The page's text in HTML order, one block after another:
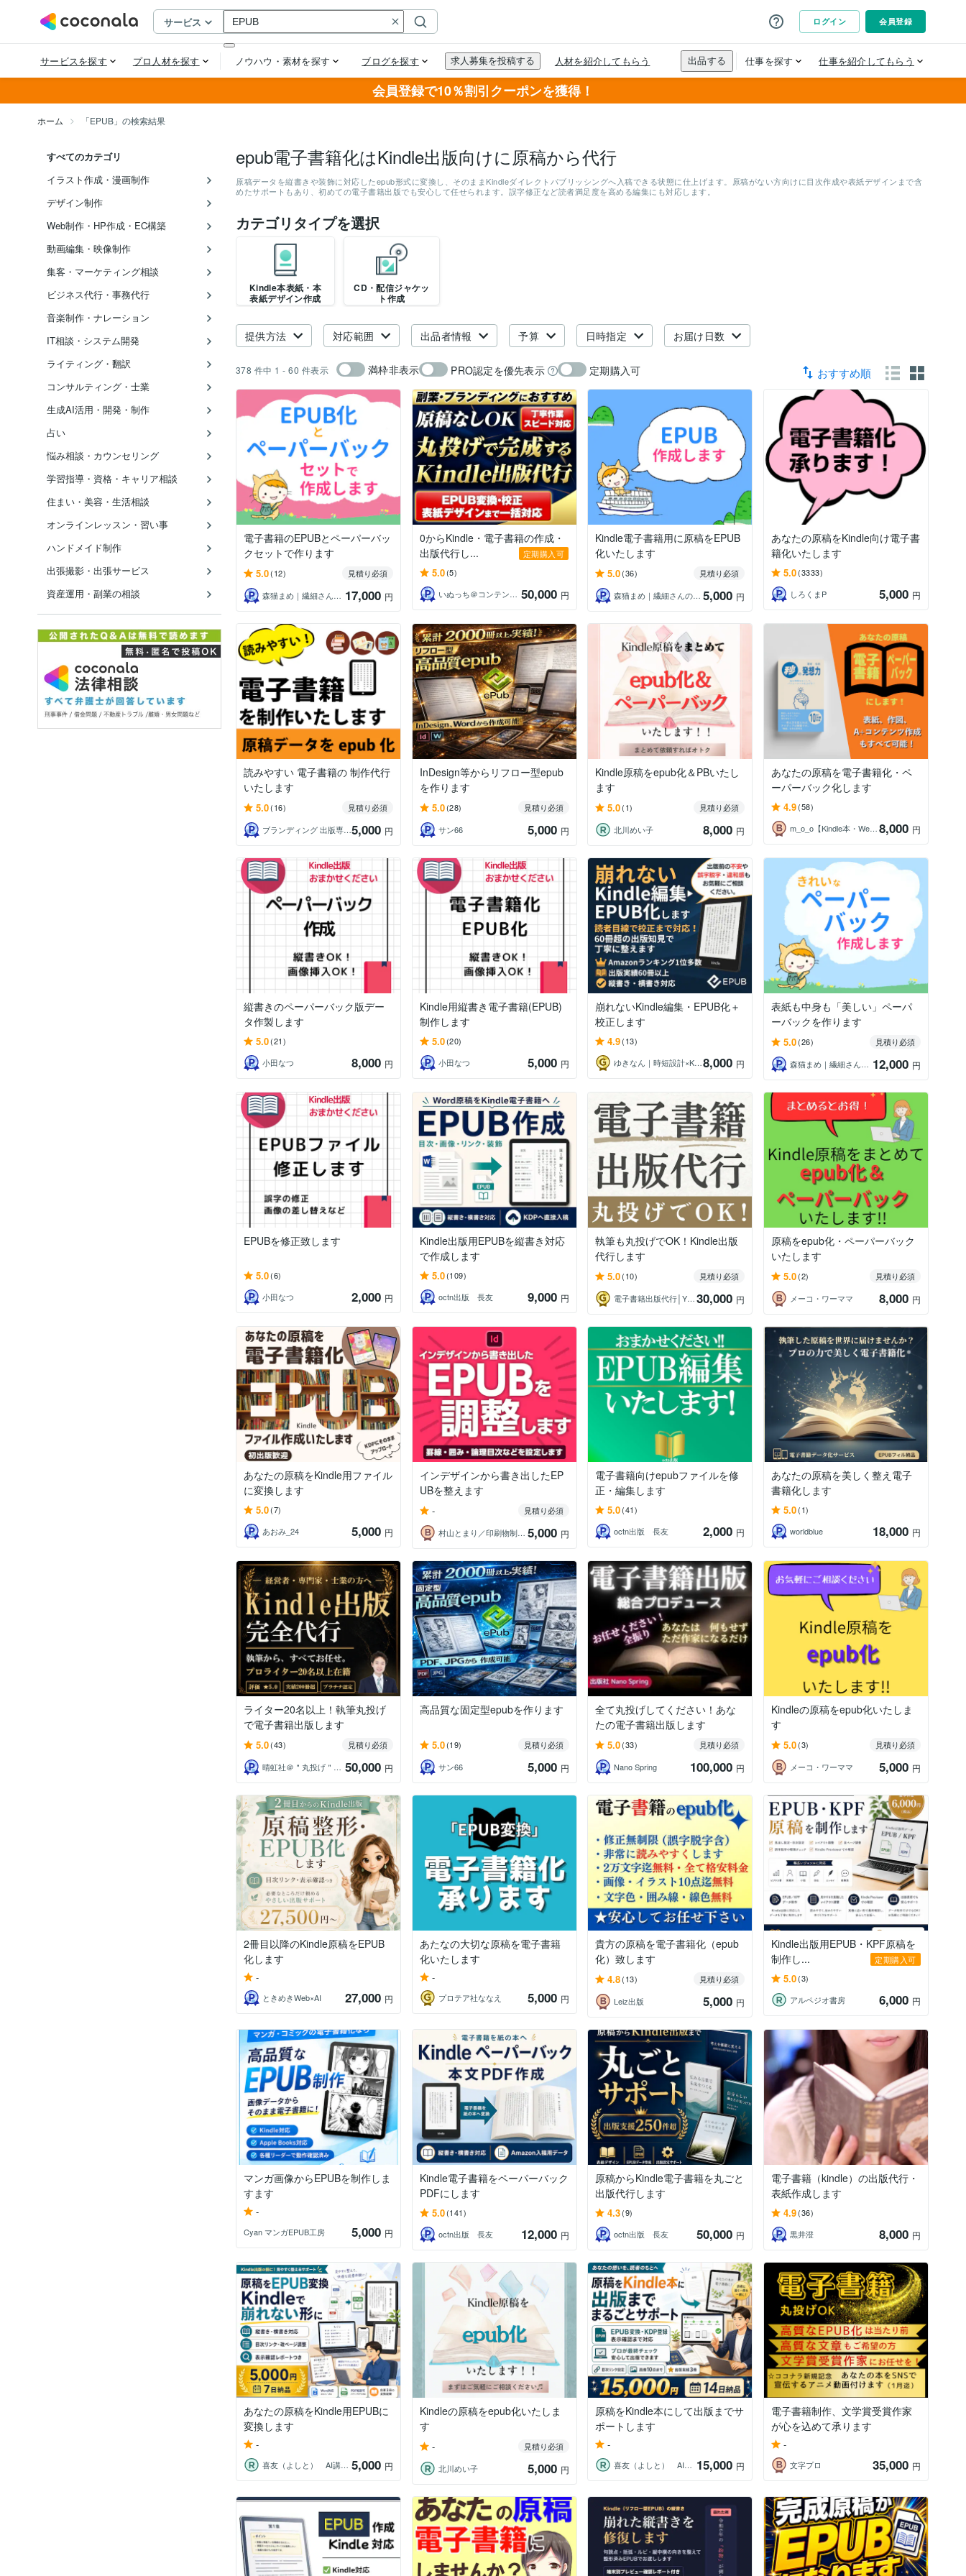
会員登録で10％割引クーポンを獲得！
ホーム 「EPUB」の検索結果
すべてのカテゴリ
イラスト作成・漫画制作
デザイン制作
Web制作・HP作成・EC構築
動画編集・映像制作
集客・マーケティング相談
ビジネス代行・事務代行
音楽制作・ナレーション
IT相談・システム開発
ライティング・翻訳
コンサルティング・士業
生成AI活用・開発・制作
占い
悩み相談・カウンセリング
学習指導・資格・キャリア相談
住まい・美容・生活相談
オンラインレッスン・習い事
ハンドメイド制作
出張撮影・出張サービス
資産運用・副業の相談
epub電子書籍化はKindle出版向けに原稿から代行
原稿データを縦書きや装飾に対応したepub形式に変換し、そのままKindleダイレクトパブリッシングへ入稿できる状態に仕上げます。原稿がない方向けに目次作成や表紙デザインまで含
めたサポートもあり、初めての電子書籍出版でも安心して任せられます。誤字修正など読者満足度を高める編集にも対応します。
カテゴリタイプを選択
Kindle本表紙・本
表紙デザイン作成
CD・配信ジャケッ
ト作成
提供方法 対応範囲 出品者情報 予算 日時指定 お届け日数
378 件中 1 - 60 件表示 満枠非表示 PRO認定を優先表示 定期購入可 おすすめ順
電子書籍のEPUBとペーパーバッ
クセットで作ります
5.0(12)
見積り必須
森猫まめ｜繊細さんの森猫出版
17,000 円
0からKindle・電子書籍の作成・
出版代行し...
定期購入可
5.0(5)
いぬっち＠コンテンツ×仕組み化副業のプロ
50,000 円
Kindle電子書籍用に原稿をEPUB
化いたします
5.0(36)
見積り必須
森猫まめ｜繊細さんの森猫出版 5,000 円
あなたの原稿をKindle向け電子書
籍化いたします
5.0(3333)
しろくまP
5,000 円
読みやすい 電子書籍の 制作代行
いたします
5.0(16)
見積り必須
ブランディング 出版専門家 街のウェブ屋 5,000 円
InDesign等からリフロー型epub
を作ります
5.0(28)
見積り必須
サン66
5,000 円
Kindle原稿をepub化＆PBいたし
ます
5.0(1)
見積り必須
北川めい子
8,000 円
あなたの原稿を電子書籍化・ペ
ーパーバック化します
4.9(58)
m_o_o【Kindle本・Web制作】 8,000 円
縦書きのペーパーバック版デー
タ作製します
5.0(21)
小田なつ
8,000 円
Kindle用縦書き電子書籍(EPUB)
制作します
5.0(20)
小田なつ
5,000 円
崩れないKindle編集・EPUB化＋
校正します
4.9(13)
ゆきなん｜時短設計×Kindle専門家 8,000 円
表紙も中身も「美しい」ペーパ
ーバックを作ります
5.0(26)
見積り必須
森猫まめ｜繊細さんの森猫出版
12,000 円
EPUBを修正致します
5.0(6)
小田なつ
2,000 円
Kindle出版用EPUBを縦書き対応
で作成します
5.0(109)
octn出版 長友
9,000 円
執筆も丸投げでOK！Kindle出版
代行します
5.0(10)
見積り必須
電子書籍出版代行│Y Library 30,000 円
原稿をepub化・ペーパーバック
いたします
5.0(2)
見積り必須
メーコ・ワーママ
8,000 円
あなたの原稿をKindle用ファイル
に変換します
5.0(7)
あおみ_24
5,000 円
インデザインから書き出したEP
UBを整えます
-
見積り必須
村山とまり／印刷物制作・画像修正・DTP 5,000 円
電子書籍向けepubファイルを修
正・編集します
5.0(41)
octn出版 長友
2,000 円
あなたの原稿を美しく整え電子
書籍化します
5.0(1)
worldblue
18,000 円
ライター20名以上！執筆丸投げ
で電子書籍出版します
5.0(43)
見積り必須
晴虹社＠＂丸投げ＂書籍を執筆から制作代行
50,000 円
高品質な固定型epubを作ります
5.0(19)
見積り必須
サン66
5,000 円
全て丸投げしてください！あな
たの電子書籍出版します
5.0(33)
見積り必須
Nano Spring
100,000 円
Kindleの原稿をepub化いたしま
す
5.0(3)
見積り必須
メーコ・ワーママ
5,000 円
2冊目以降のKindle原稿をEPUB
化します
-
ときめきWeb×AI 27,000 円
あたなの大切な原稿を電子書籍
化いたします
-
プロテア社ななえ 5,000 円
貴方の原稿を電子書籍化（epub
化）致します
4.8(13)
見積り必須
Leiz出版
5,000 円
Kindle出版用EPUB・KPF原稿を
制作し...
定期購入可
5.0(3)
アルペジオ書房
6,000 円
マンガ画像からEPUBを制作しま
すます
-
Cyan マンガEPUB工房 5,000 円
Kindle電子書籍をペーパーバック
PDFにします
5.0(141)
octn出版 長友
12,000 円
原稿からKindle電子書籍を丸ごと
出版代行します
4.3(9)
octn出版 長友
50,000 円
電子書籍（kindle）の出版代行・
表紙作成します
4.9(36)
黒井澄
8,000 円
あなたの原稿をKindle用EPUBに
変換します
-
喜友（よしと） AI講師、ITコンサル 5,000 円
Kindleの原稿をepub化いたしま
す
-
見積り必須
北川めい子
5,000 円
原稿をKindle本にして出版までサ
ポートします
-
喜友（よしと） AI講師、ITコンサル 15,000 円
電子書籍制作、文学賞受賞作家
が心を込めて承ります
-
文字プロ 35,000 円